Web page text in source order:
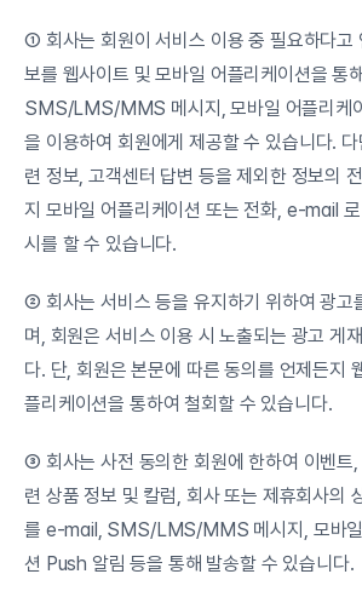
① 회사는 회원이 서비스 이용 중 필요하다고
보를 웹사이트 및 모바일 어플리케이션을 통
SMS/LMS/MMS 메시지, 모바일 어플리케
을 이용하여 회원에게 제공할 수 있습니다.
련 정보, 고객센터 답변 등을 제외한 정보의
지 모바일 어플리케이션 또는 전화, e-mail
시를 할 수 있습니다.
② 회사는 서비스 등을 유지하기 위하여 광고
며, 회원은 서비스 이용 시 노출되는 광고 게
다. 단, 회원은 본문에 따른 동의를 언제든지
플리케이션을 통하여 철회할 수 있습니다.
③ 회사는 사전 동의한 회원에 한하여 이벤트,
련 상품 정보 및 칼럼, 회사 또는 제휴회사의
를 e-mail, SMS/LMS/MMS 메시지, 모바일
션 Push 알림 등을 통해 발송할 수 있습니다.